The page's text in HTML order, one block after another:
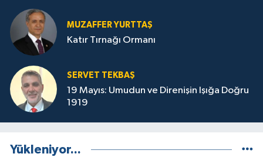
MUZAFFER YURTTAŞ
Katır Tırnağı Ormanı
SERVET TEKBAŞ
19 Mayıs: Umudun ve Direnişin Işığa Doğru
1919
Yükleniyor...